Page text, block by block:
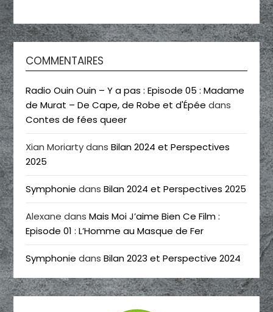
COMMENTAIRES
Radio Ouin Ouin – Y a pas : Episode 05 : Madame
de Murat – De Cape, de Robe et d'Épée dans
Contes de fées queer
Xian MoriartydansBilan 2024 et Perspectives
2025
Symphonie dansBilan 2024 et Perspectives 2025
Alexane dansMais Moi J’aime Bien Ce Film :
Episode 01 : L’Homme au Masque de Fer
Symphonie dansBilan 2023 et Perspective 2024